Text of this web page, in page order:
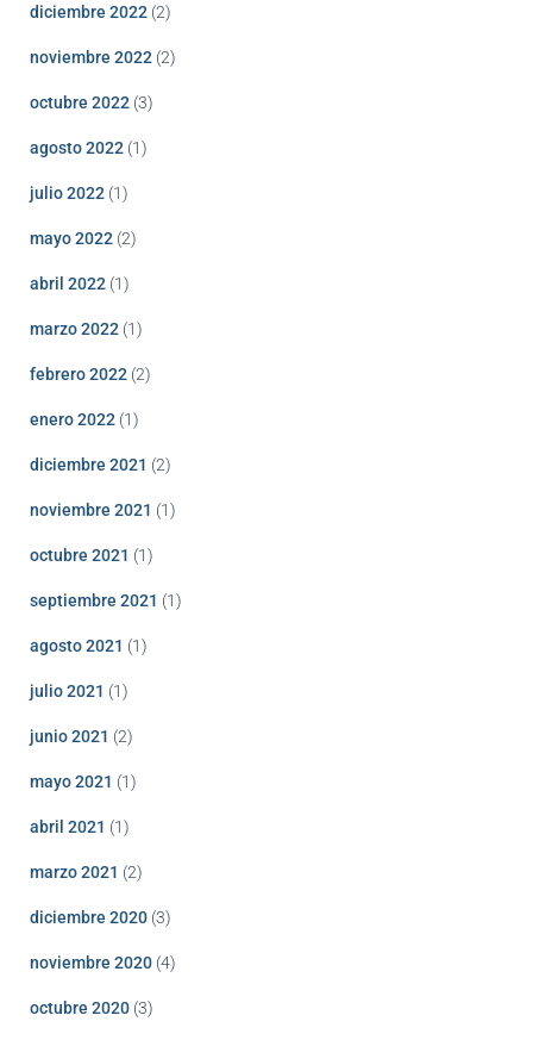
diciembre 2022 (2)
noviembre 2022 (2)
octubre 2022 (3)
agosto 2022 (1)
julio 2022 (1)
mayo 2022 (2)
abril 2022 (1)
marzo 2022 (1)
febrero 2022 (2)
enero 2022 (1)
diciembre 2021 (2)
noviembre 2021 (1)
octubre 2021 (1)
septiembre 2021 (1)
agosto 2021 (1)
julio 2021 (1)
junio 2021 (2)
mayo 2021 (1)
abril 2021 (1)
marzo 2021 (2)
diciembre 2020 (3)
noviembre 2020 (4)
octubre 2020 (3)